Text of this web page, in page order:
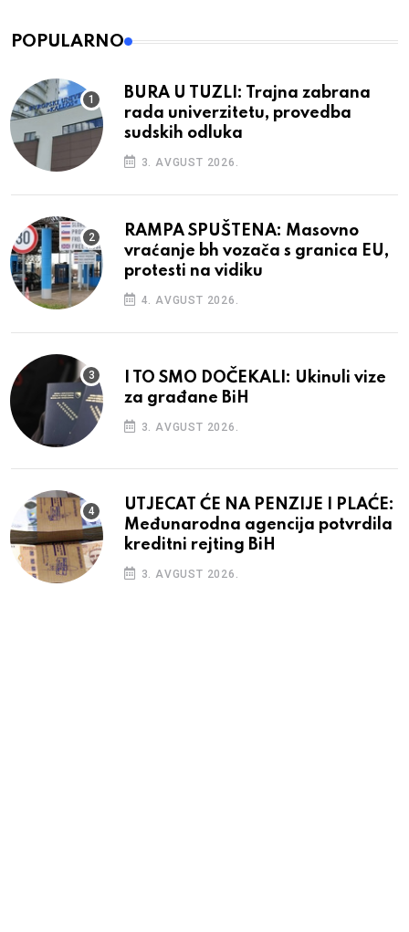
POPULARNO
BURA U TUZLI: Trajna zabrana
rada univerzitetu, provedba
sudskih odluka
3. AVGUST 2026.
RAMPA SPUŠTENA: Masovno
vraćanje bh vozača s granica EU,
protesti na vidiku
4. AVGUST 2026.
I TO SMO DOČEKALI: Ukinuli vize
za građane BiH
3. AVGUST 2026.
UTJECAT ĆE NA PENZIJE I PLAĆE:
Međunarodna agencija potvrdila
kreditni rejting BiH
3. AVGUST 2026.